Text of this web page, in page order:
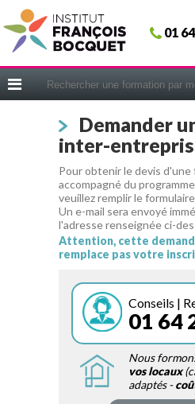
01
Fermer
ACCUEIL
CERIFICATIONS
INTRAS | SUR-MESURE
COACHING
EN PRATIQUE
NOUS CONNAÎTRE
CONSEILS MICRO-COACHING
WEBINAIRES
QUESTIONNAIRE GRATUIT
Demander
inter-
Pour obtenir le devis d'une
accompagné du
veuillez remplir le
Un e-mail sera envoyé
l'adresse renseignée ci-
Attention, cette
remplace pas votre
Conseils |
01 64
Nous
vos locaux
adaptés -